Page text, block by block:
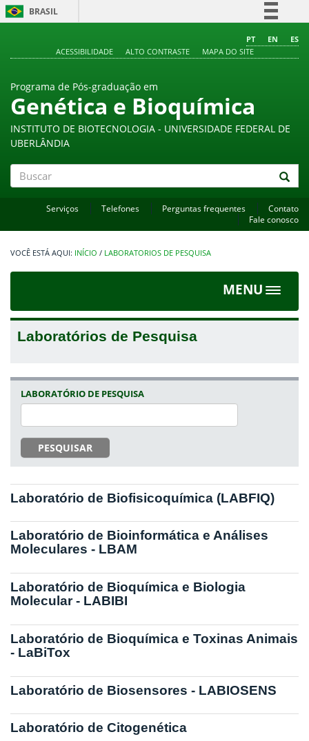
BRASIL
Comunica BR
Acesso à informação
Legislação
PT EN
ES
ACESSIBILIDADE
ALTO CONTRASTE MAPA DO SITE
Programa de Pós-graduação em
Genética e Bioquímica
INSTITUTO DE BIOTECNOLOGIA - UNIVERSIDADE FEDERAL DE
UBERLÂNDIA
Serviços Telefones Perguntas frequentes
Contato
Fale conosco
INÍCIO / LABORATORIOS DE PESQUISA
MENU
Toggle
Laboratórios de Pesquisa
LABORATÓRIO DE PESQUISA
PESQUISAR
Laboratório de Biofisicoquímica (LABFIQ)
Laboratório de Bioinformática e Análises
Moleculares - LBAM
Laboratório de Bioquímica e Biologia
Molecular - LABIBI
Laboratório de Bioquímica e Toxinas Animais
- LaBiTox
Laboratório de Biosensores - LABIOSENS
Laboratório de Citogenética